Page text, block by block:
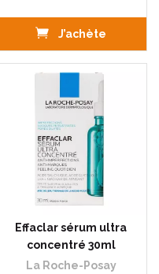
J’achète
Effaclar sérum ultra
concentré 30ml
La Roche-Posay